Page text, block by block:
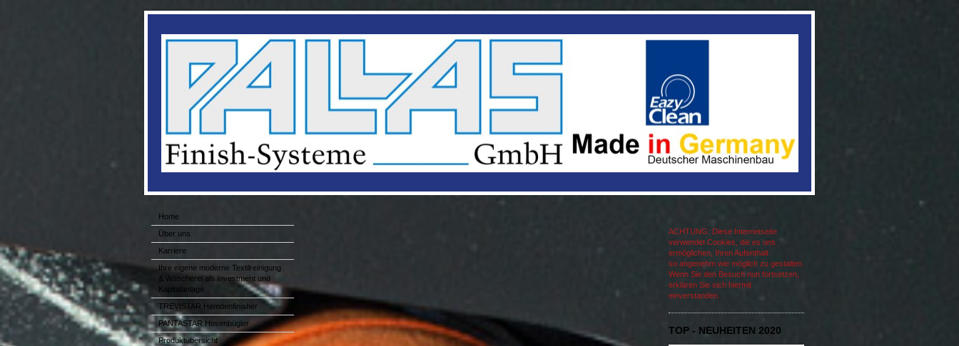
Home
Über uns
Karriere
Ihre eigene moderne Textilreinigung
& Wäscherei als Investment und
Kapitalanlage
TREVISTAR Hemdenfinisher
PANTASTAR Hosenbügler
Produktübersicht
ACHTUNG: Diese Internetseite
verwendet Cookies, die es uns
ermöglichen, Ihren Aufenthalt
so angenehm wie möglich zu gestalten.
Wenn Sie den Besuch nun fortsetzen,
erklären Sie sich hiermit
einverstanden.
TOP - NEUHEITEN 2020